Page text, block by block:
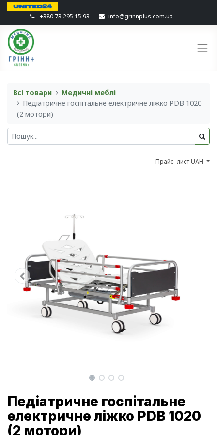
+380 73 295 15 93 info@grinnplus.com.ua
Всі товари
Медичні меблі
Педіатричне госпітальне електричне ліжко PDB 1020
(2 мотори)
Прайс-лист UAH
Педіатричне госпітальне
електричне ліжко PDB 1020
(2 мотори)